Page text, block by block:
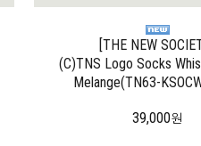
[THE NEW
(C)TNS Logo Socks
Melange(TN63-
39,000원